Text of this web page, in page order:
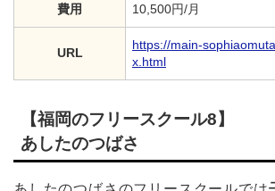
費用 10,500円/月
URL
https://main-
x.html
【福岡のフリースクール8】
あしたのつばさ